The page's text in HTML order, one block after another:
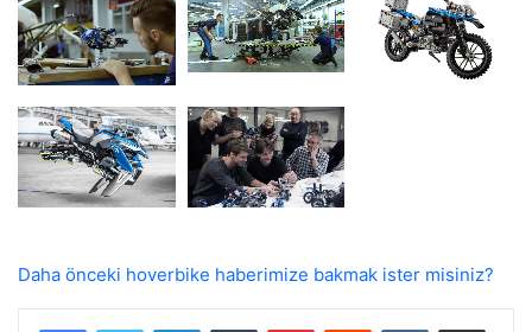
Daha önceki hoverbike haberimize bakmak ister misiniz?